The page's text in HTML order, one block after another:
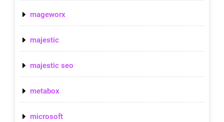
mageworx
majestic
majestic seo
metabox
microsoft